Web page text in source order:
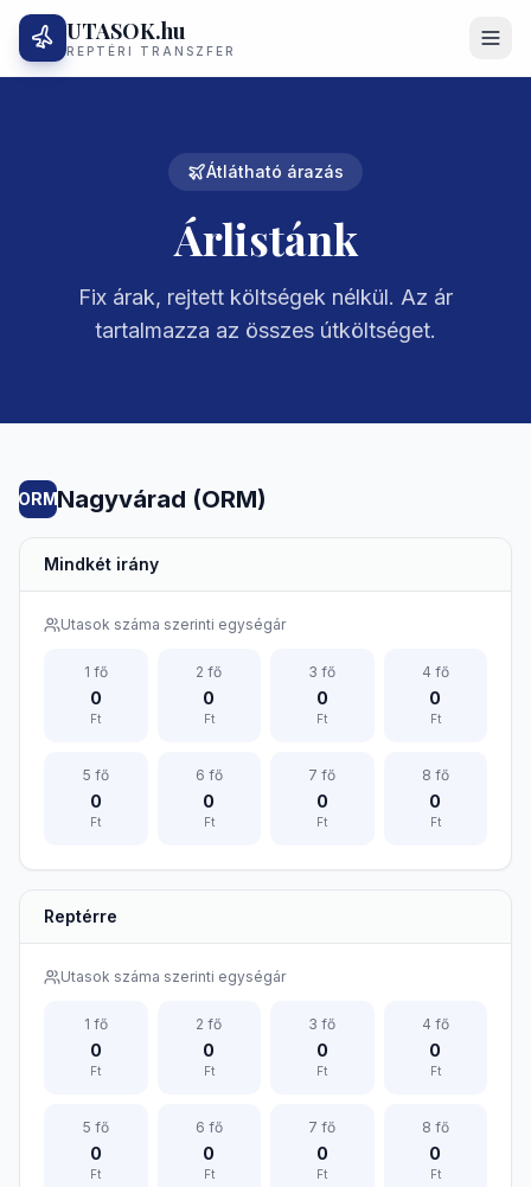
UTASOK.hu
REPTÉRI TRANSZFER
Átlátható árazás
Árlistánk
Fix árak, rejtett költségek nélkül. Az ár
tartalmazza az összes útköltséget.
ORMNagyvárad (ORM)
Mindkét irány
Utasok száma szerinti egységár
1 fő
0
Ft
2 fő
0
Ft
3 fő
0
Ft
4 fő
0
Ft
5 fő
0
Ft
6 fő
0
Ft
7 fő
0
Ft
8 fő
0
Ft
Reptérre
Utasok száma szerinti egységár
1 fő
0
Ft
2 fő
0
Ft
3 fő
0
Ft
4 fő
0
Ft
5 fő
0
Ft
6 fő
0
Ft
7 fő
0
Ft
8 fő
0
Ft